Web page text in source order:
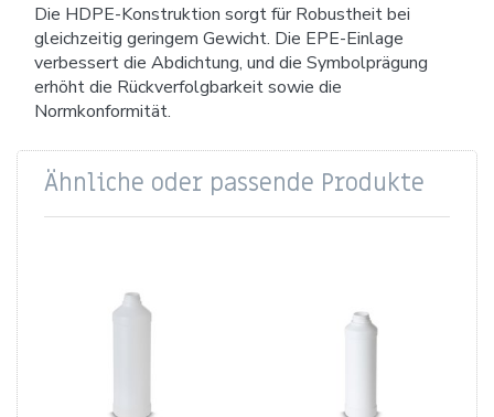
Die HDPE-Konstruktion sorgt für Robustheit bei
gleichzeitig geringem Gewicht. Die EPE-Einlage
verbessert die Abdichtung, und die Symbolprägung
erhöht die Rückverfolgbarkeit sowie die
Normkonformität.
Ähnliche oder passende Produkte